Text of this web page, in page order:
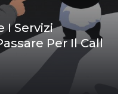
I Servizi
Per Il Call